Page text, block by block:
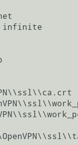
infinite